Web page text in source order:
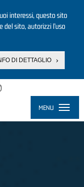
interessi, questo sito
del sito, autorizzi l’uso
DI DETTAGLIO
MENU